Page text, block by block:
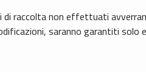
di raccolta non effettuati
saranno garantiti solo